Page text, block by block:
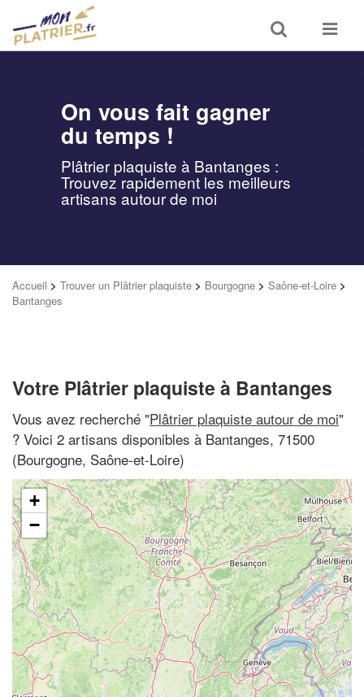
Toggle
search
Toggle
On vous fait gagner
du temps !
Plâtrier plaquiste à Bantanges :
Trouvez rapidement les meilleurs
artisans autour de moi
Accueil > Trouver un Plâtrier plaquiste > Bourgogne > Saône-et-Loire >
Bantanges
Votre Plâtrier plaquiste à Bantanges
Vous avez recherché "Plâtrier plaquiste autour de moi"
? Voici 2 artisans disponibles à Bantanges, 71500
(Bourgogne, Saône-et-Loire)
+
−